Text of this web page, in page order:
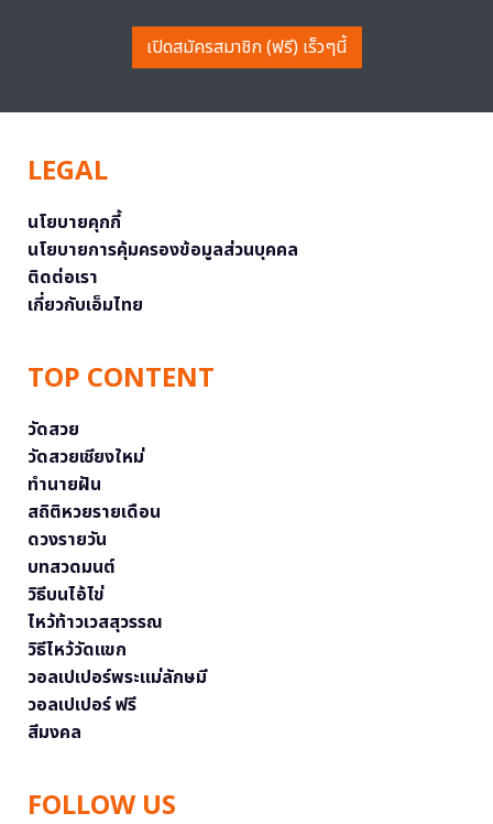
เปิดสมัครสมาชิก (ฟรี) เร็วๆนี้
LEGAL
นโยบายคุกกี้
นโยบายการคุ้มครองข้อมูลส่วนบุคคล
ติดต่อเรา
เกี่ยวกับเอ็มไทย
TOP CONTENT
วัดสวย
วัดสวยเชียงใหม่
ทำนายฝัน
สถิติหวยรายเดือน
ดวงรายวัน
บทสวดมนต์
วิธีบนไอ้ไข่
ไหว้ท้าวเวสสุวรรณ
วิธีไหว้วัดแขก
วอลเปเปอร์พระแม่ลักษมี
วอลเปเปอร์ ฟรี
สีมงคล
FOLLOW US